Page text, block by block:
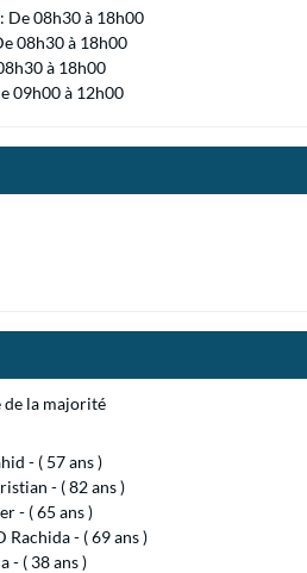
De 08h30 à 18h00
08h30 à 18h00
à 18h00
09h00 à 12h00
de la majorité
- ( 57 ans )
- ( 82 ans )
- ( 65 ans )
Rachida - ( 69 ans )
- ( 38 ans )